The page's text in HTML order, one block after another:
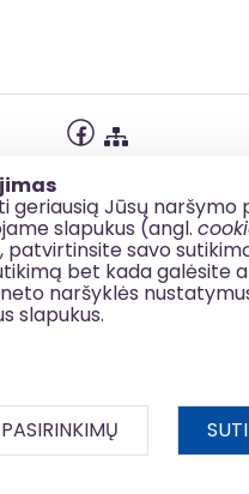
geriausią Jūsų naršymo
slapukus (angl.
patvirtinsite savo
bet kada galėsite
naršyklės
slapukus.